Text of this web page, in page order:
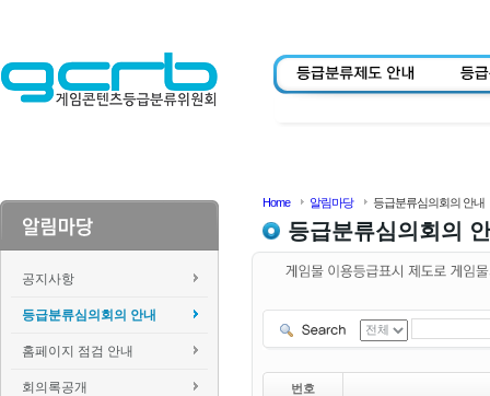
공지사항
등급분류심의회의 안내
홈페이지 점검 안내
회의록공개
Home 알림마당 등급분류심의회의 안내
등급분류심의회의
번호